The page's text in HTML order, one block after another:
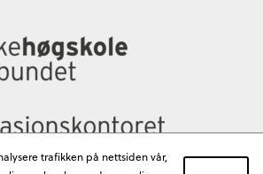
trafikken på nettsiden vår,